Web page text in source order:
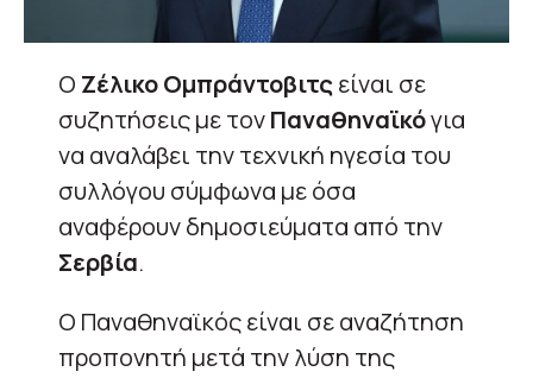
Ο Ζέλικο Ομπράντοβιτςείναι σε
συζητήσεις με τονΠαναθηναϊκόγια
να αναλάβει την τεχνική ηγεσία του
συλλόγου σύμφωνα με όσα
αναφέρουν δημοσιεύματα από την
Σερβία.
Ο Παναθηναϊκός είναι σε αναζήτηση
προπονητή μετά την λύση της